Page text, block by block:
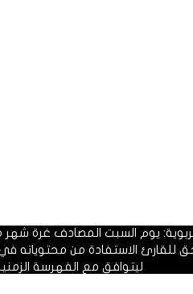
غرة شهر محرم 1428هـ، الموافق العشرون من شهر
للقارئ الاستفادة من
ليتوافق مع الفهرسة